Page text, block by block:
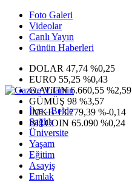
Foto Galeri
Videolar
Canlı Yayın
Günün Haberleri
DOLAR 47,74 %0,25
EURO 55,25 %0,43
G.ALTIN6.660,55 %2,59
GÜMÜŞ 98 %3,57
IMKB13.779,39 %-0,14
BITCOIN 65.090 %0,24
İlçe - Belde
Sağlık
Üniversite
Yaşam
Eğitim
Asayiş
Emlak